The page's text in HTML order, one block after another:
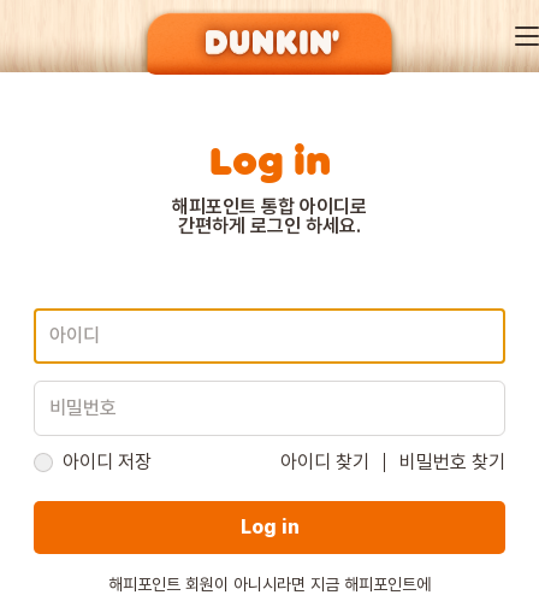
DUNKIN’ OF SEASON
MENU
EVENT
STORE
Log in
해피포인트 통합 아이디로
간편하게 로그인 하세요.
아이디 저장 아이디 찾기 비밀번호 찾기
Log in
해피포인트 회원이 아니시라면 지금 해피포인트에